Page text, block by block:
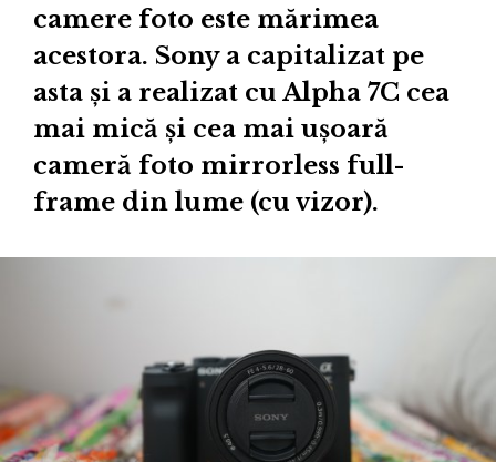
camere foto este mărimea
acestora. Sony a capitalizat pe
asta și a realizat cu Alpha 7C cea
mai mică și cea mai ușoară
cameră foto mirrorless full-
frame din lume (cu vizor).